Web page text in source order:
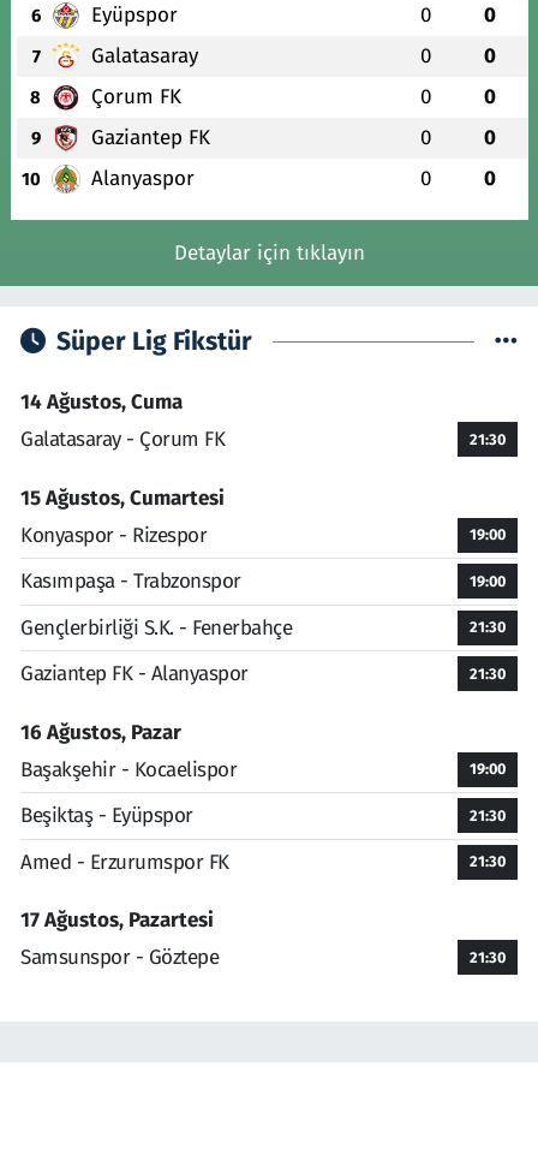
6 Eyüpspor 0 0
7 Galatasaray 0 0
8 Çorum FK 0 0
9 Gaziantep FK 0 0
10 Alanyaspor 0 0
Detaylar için tıklayın
Süper Lig Fikstür
14 Ağustos, Cuma
Galatasaray - Çorum FK
21:30
15 Ağustos, Cumartesi
Konyaspor - Rizespor
19:00
Kasımpaşa - Trabzonspor 19:00
Gençlerbirliği S.K. - Fenerbahçe 21:30
Gaziantep FK - Alanyaspor 21:30
16 Ağustos, Pazar
Başakşehir - Kocaelispor
19:00
Beşiktaş - Eyüpspor 21:30
Amed - Erzurumspor FK 21:30
17 Ağustos, Pazartesi
Samsunspor - Göztepe
21:30